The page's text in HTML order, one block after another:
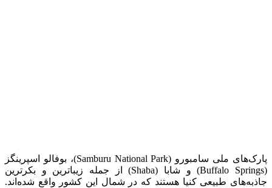
پارک‌های ملی سامبورو (Samburu National Park)، بوفالو اسپرینگز
(Buffalo Springs) و شابا (Shaba) از جمله زیباترین و بکرترین
جاذبه‌های طبیعی کنیا هستند که در شمال این کشور واقع شده‌اند.